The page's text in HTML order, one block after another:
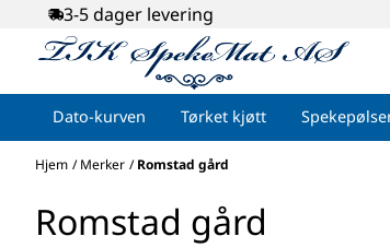
Hopp til innhold3-5 dager levering
Dato-kurven Tørket kjøtt
Hjem /Merker /Romstad gård
Romstad gård